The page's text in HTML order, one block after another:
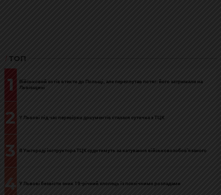
ТОП
1
Військовий хотів втекти до Польщі, але переплутав потяг: його затримали на
Львівщині
2 У Львові під час перевірки документів сталася сутичка з ТЦК
3 В Ужгороді інструктора ТЦК судитимуть за катування військовозобов’язаного
4 У Львові безвісти зник 19-річний хлопець із психічними розладами